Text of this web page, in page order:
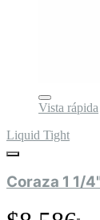
Vista rápida
Liquid Tight
Coraza 1 1/